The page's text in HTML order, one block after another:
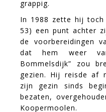
In 1988 zette hij
53) een punt achter
de voorbereidingen
dat hem weer
Bommelsdijk” zou
gezien. Hij reisde af
zijn gezin sinds
bezaten,
Koopermoolen.